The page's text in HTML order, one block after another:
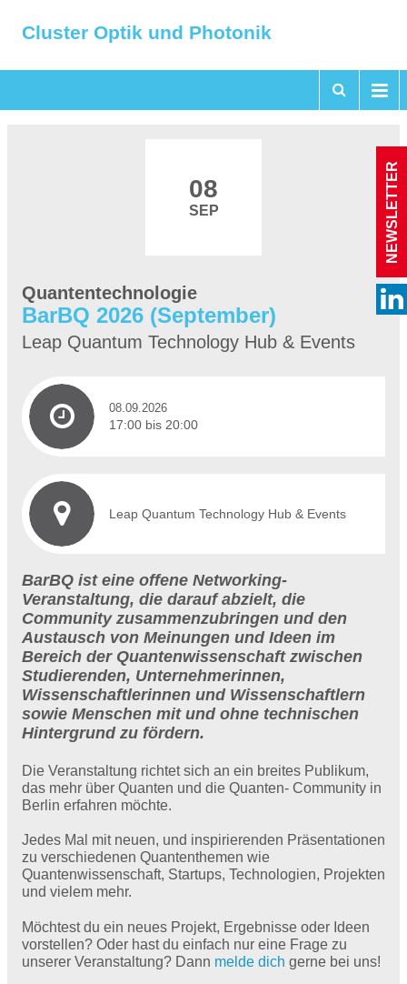
Cluster Optik und Photonik
08
SEP
Quantentechnologie
BarBQ 2026 (September)
Leap Quantum Technology Hub & Events
08.09.2026
17:00 bis 20:00
Leap Quantum Technology Hub & Events
BarBQ ist eine offene Networking-
Veranstaltung, die darauf abzielt, die
Community zusammenzubringen und den
Austausch von Meinungen und Ideen im
Bereich der Quantenwissenschaft zwischen
Studierenden, Unternehmerinnen,
Wissenschaftlerinnen und Wissenschaftlern
sowie Menschen mit und ohne technischen
Hintergrund zu fördern.
Die Veranstaltung richtet sich an ein breites Publikum,
das mehr über Quanten und die Quanten- Community in
Berlin erfahren möchte.
Jedes Mal mit neuen, und inspirierenden Präsentationen
zu verschiedenen Quantenthemen wie
Quantenwissenschaft, Startups, Technologien, Projekten
und vielem mehr.
Möchtest du ein neues Projekt, Ergebnisse oder Ideen
vorstellen? Oder hast du einfach nur eine Frage zu
unserer Veranstaltung? Dann melde dich gerne bei uns!
NEWSLETTER